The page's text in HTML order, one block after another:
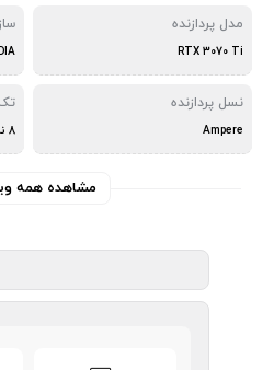
مدل پردازنده
RTX 3070 Ti
نسل پردازنده
Ampere 8 نانومتر
مشاهده همه